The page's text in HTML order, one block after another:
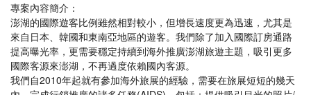
專案內容簡介：
澎湖的國際遊客比例雖然相對較小，但增長速度更為迅速，尤其是
來自日本、韓國和東南亞地區的遊客。我們除了加入國際訂房通路
提高曝光率，更需要穩定持續到海外推廣澎湖旅遊主題，吸引更多
國際客源來澎湖，不再過度依賴國內客源。
我們自2010年起就有參加海外旅展的經驗，需要在旅展短短的幾天